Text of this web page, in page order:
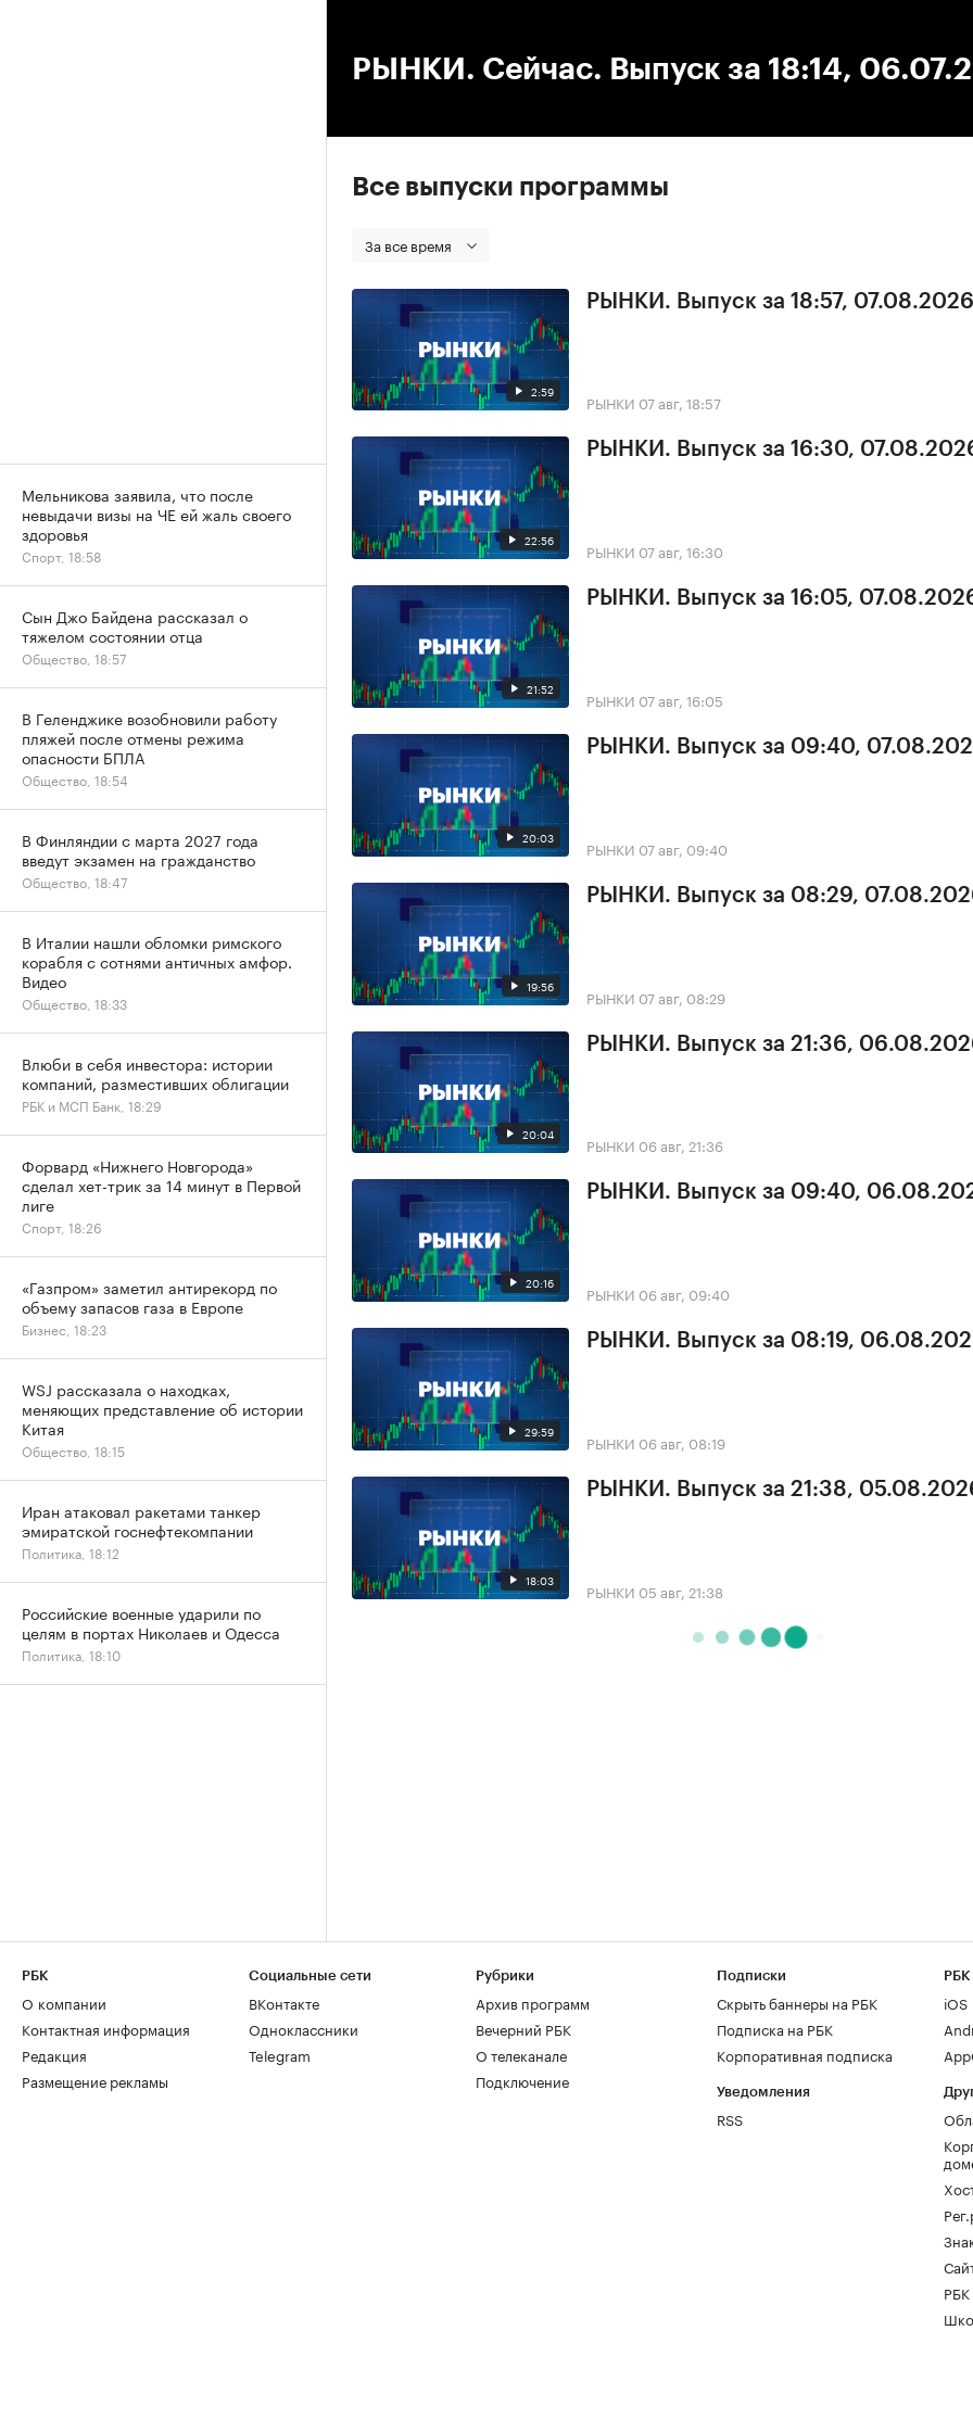
РЫНКИ. Сейчас. Выпуск за 18:14,
Все выпуски программы
За все время
2:59
РЫНКИ. Выпуск за 18:57, 07.08.2026
РЫНКИ 07 авг, 18:57
22:56
РЫНКИ. Выпуск за 16:30,
РЫНКИ 07 авг, 16:30
21:52
РЫНКИ. Выпуск за 16:05,
РЫНКИ 07 авг, 16:05
20:03
РЫНКИ. Выпуск за 09:40,
РЫНКИ 07 авг, 09:40
19:56
РЫНКИ. Выпуск за 08:29,
РЫНКИ 07 авг, 08:29
20:04
РЫНКИ. Выпуск за 21:36,
РЫНКИ 06 авг, 21:36
20:16
РЫНКИ. Выпуск за 09:40,
РЫНКИ 06 авг, 09:40
29:59
РЫНКИ. Выпуск за 08:19,
РЫНКИ 06 авг, 08:19
18:03
РЫНКИ. Выпуск за 21:38,
РЫНКИ 05 авг, 21:38
Мельникова заявила, что после
невыдачи визы на ЧЕ ей жаль своего
здоровья
Спорт, 18:58
Сын Джо Байдена рассказал о
тяжелом состоянии отца
Общество, 18:57
В Геленджике возобновили работу
пляжей после отмены режима
опасности БПЛА
Общество, 18:54
В Финляндии с марта 2027 года
введут экзамен на гражданство
Общество, 18:47
В Италии нашли обломки римского
корабля с сотнями античных амфор.
Видео
Общество, 18:33
Влюби в себя инвестора: истории
компаний, разместивших облигации
РБК и МСП Банк, 18:29
Форвард «Нижнего Новгорода»
сделал хет-трик за 14 минут в Первой
лиге
Спорт, 18:26
«Газпром» заметил антирекорд по
объему запасов газа в Европе
Бизнес, 18:23
WSJ рассказала о находках,
меняющих представление об истории
Китая
Общество, 18:15
Иран атаковал ракетами танкер
эмиратской госнефтекомпании
Политика, 18:12
Российские военные ударили по
целям в портах Николаев и Одесса
Политика, 18:10
РБК
О компании
Контактная информация
Редакция
Размещение рекламы
Социальные сети
ВКонтакте
Одноклассники
Telegram
Рубрики
Архив программ
Вечерний РБК
О телеканале
Подключение
Подписки
Скрыть баннеры на РБК
Подписка на РБК
Корпоративная подписка
Уведомления
RSS
РБК
iOS